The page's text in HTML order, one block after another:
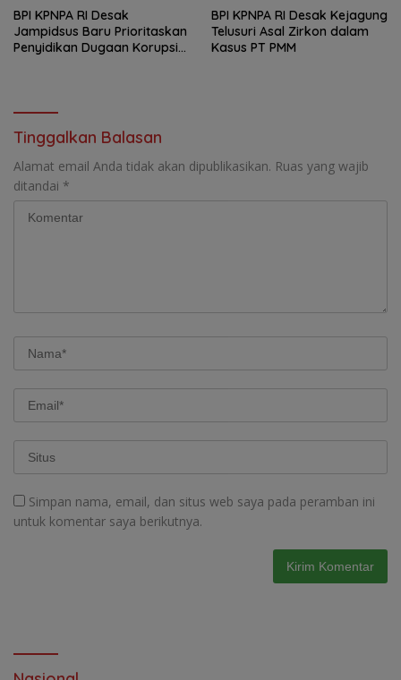
BPI KPNPA RI Desak
Jampidsus Baru Prioritaskan
Penyidikan Dugaan Korupsi
BPI KPNPA RI Desak Kejagung
Telusuri Asal Zirkon dalam
Kasus PT PMM
Tinggalkan Balasan
Alamat email Anda tidak akan dipublikasikan. Ruas yang wajib
ditandai *
Simpan nama, email, dan situs web saya pada peramban ini
untuk komentar saya berikutnya.